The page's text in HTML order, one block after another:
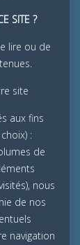
SITE ?
lire ou de
site
aux fins
:
de
nous
de nos
navigation